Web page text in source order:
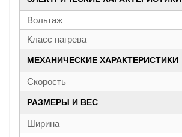
Вольтаж
Класс нагрева
МЕХАНИЧЕСКИЕ ХАРАКТЕРИСТИКИ
Скорость
РАЗМЕРЫ И ВЕС
Ширина